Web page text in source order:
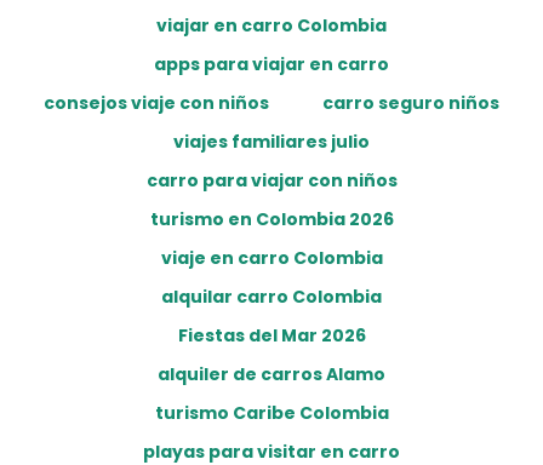
viajar en carro Colombia
apps para viajar en carro
consejos viaje con niños
carro seguro niños
viajes familiares julio
carro para viajar con niños
turismo en Colombia 2026
viaje en carro Colombia
alquilar carro Colombia
Fiestas del Mar 2026
alquiler de carros Alamo
turismo Caribe Colombia
playas para visitar en carro